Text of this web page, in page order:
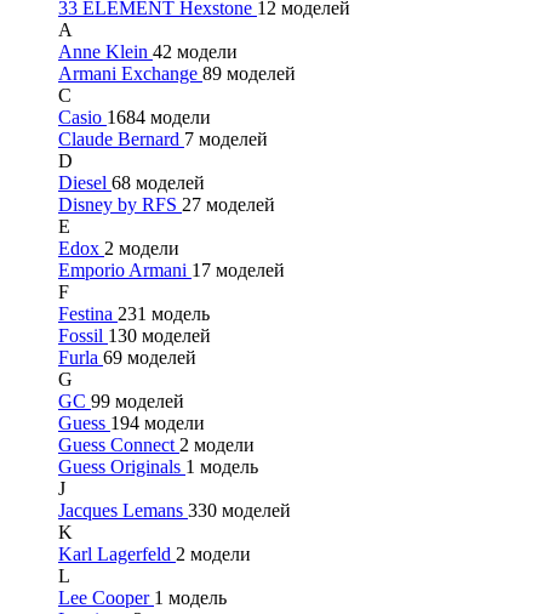
33 ELEMENT Hexstone 12 моделей
A
Anne Klein 42 модели
Armani Exchange 89 моделей
C
Casio 1684 модели
Claude Bernard 7 моделей
D
Diesel 68 моделей
Disney by RFS 27 моделей
E
Edox 2 модели
Emporio Armani 17 моделей
F
Festina 231 модель
Fossil 130 моделей
Furla 69 моделей
G
GC 99 моделей
Guess 194 модели
Guess Connect 2 модели
Guess Originals 1 модель
J
Jacques Lemans 330 моделей
K
Karl Lagerfeld 2 модели
L
Lee Cooper 1 модель